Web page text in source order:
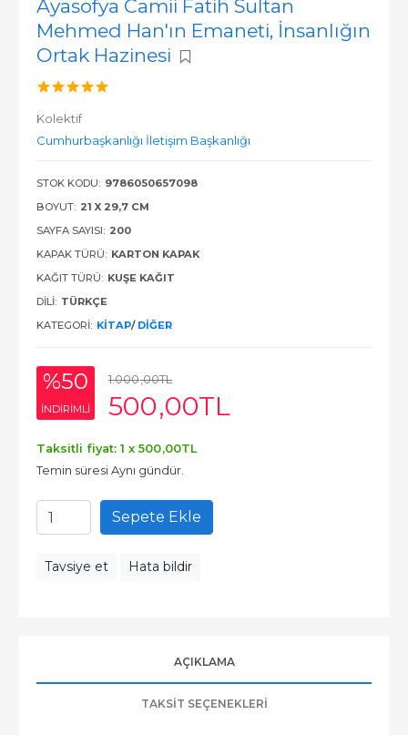
Ayasofya Camii Fatih Sultan
Mehmed Han'ın Emaneti, İnsanlığın
Ortak Hazinesi
Kolektif
Cumhurbaşkanlığı İletişim Başkanlığı
STOK KODU: 9786050657098
BOYUT: 21 X 29,7 CM
SAYFA SAYISI: 200
KAPAK TÜRÜ: KARTON KAPAK
KAĞIT TÜRÜ: KUŞE KAĞIT
DILI: TÜRKÇE
KATEGORI: KITAP/ DIĞER
%50
INDIRIMLI
1.000,00TL
500,00TL
Taksitli fiyat: 1 x 500,00TL
Temin süresi Aynı gündür.
Sepete Ekle
Tavsiye et Hata bildir
AÇIKLAMA
TAKSIT SEÇENEKLERI